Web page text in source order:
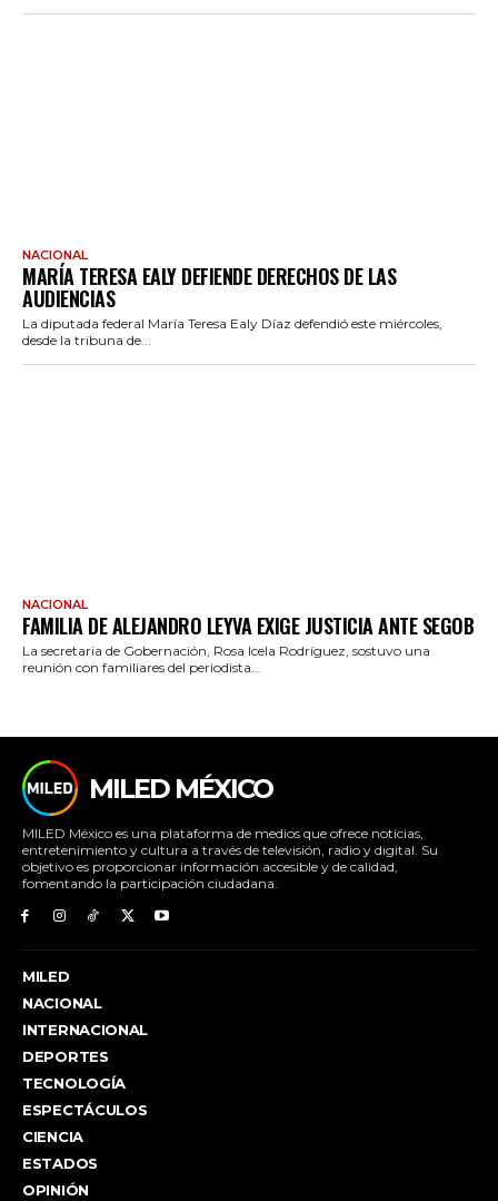
NACIONAL
MARÍA TERESA EALY DEFIENDE DERECHOS DE LAS
AUDIENCIAS
La diputada federal María Teresa Ealy Díaz defendió este miércoles,
desde la tribuna de...
NACIONAL
FAMILIA DE ALEJANDRO LEYVA EXIGE JUSTICIA ANTE SEGOB
La secretaria de Gobernación, Rosa Icela Rodríguez, sostuvo una
reunión con familiares del periodista...
MILED MÉXICO
MILED México es una plataforma de medios que ofrece noticias,
entretenimiento y cultura a través de televisión, radio y digital. Su
objetivo es proporcionar información accesible y de calidad,
fomentando la participación ciudadana.
MILED
NACIONAL
INTERNACIONAL
DEPORTES
TECNOLOGÍA
ESPECTÁCULOS
CIENCIA
ESTADOS
OPINIÓN